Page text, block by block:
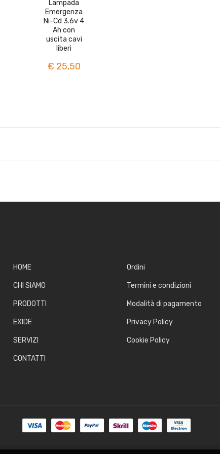
Lampada
Emergenza
Ni-Cd 3.6v 4
Ah con
uscita cavi
liberi
€ 25,50
HOME
CHI SIAMO
PRODOTTI
EXIDE
SERVIZI
CONTATTI
Ordini
Termini e condizioni
Modalità di pagamento
Privacy Policy
Cookie Policy